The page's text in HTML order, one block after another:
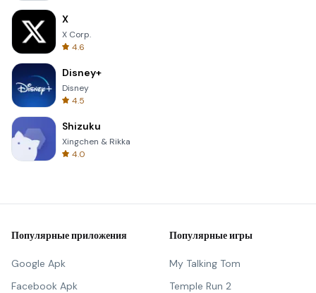
X
X Corp.
4.6
Disney+
Disney
4.5
Shizuku
Xingchen & Rikka
4.0
Популярные приложения
Google Apk
Facebook Apk
Популярные игры
My Talking Tom
Temple Run 2